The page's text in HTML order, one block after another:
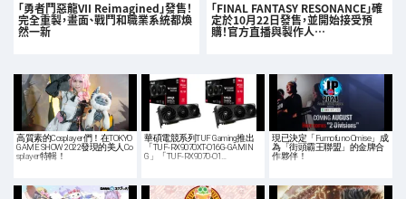
「勇者鬥惡龍VII Reimagined」發售！
完全重製，畫面、戰鬥和職業系統都煥
然一新
「FINAL FANTASY RESONANCE」確
定於10月22日發售，並開始接受預
購！官方直播與製作人…
高質素的Cosplayer們！在TOKYO
GAME SHOW 2022發現的美人Co
splayer特輯！
華碩電競系列TUF Gaming推出
「TUF-RX9070XT-O16G-GAMIN
G」「TUF-RX9070-O1…
現已決定「Fumofu no Omise」成
為「街頭霸王聯盟」的金牌合
作夥伴！